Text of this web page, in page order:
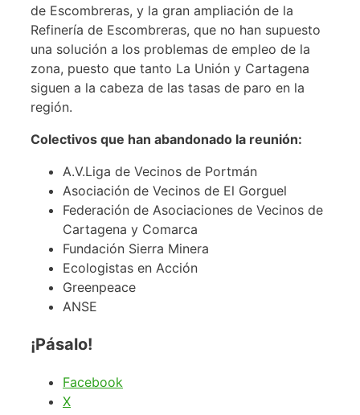
de Escombreras, y la gran ampliación de la
Refinería de Escombreras, que no han supuesto
una solución a los problemas de empleo de la
zona, puesto que tanto La Unión y Cartagena
siguen a la cabeza de las tasas de paro en la
región.
Colectivos que han abandonado la reunión:
A.V.Liga de Vecinos de Portmán
Asociación de Vecinos de El Gorguel
Federación de Asociaciones de Vecinos de
Cartagena y Comarca
Fundación Sierra Minera
Ecologistas en Acción
Greenpeace
ANSE
¡Pásalo!
Facebook
X